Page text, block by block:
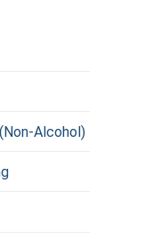
Alcohol)